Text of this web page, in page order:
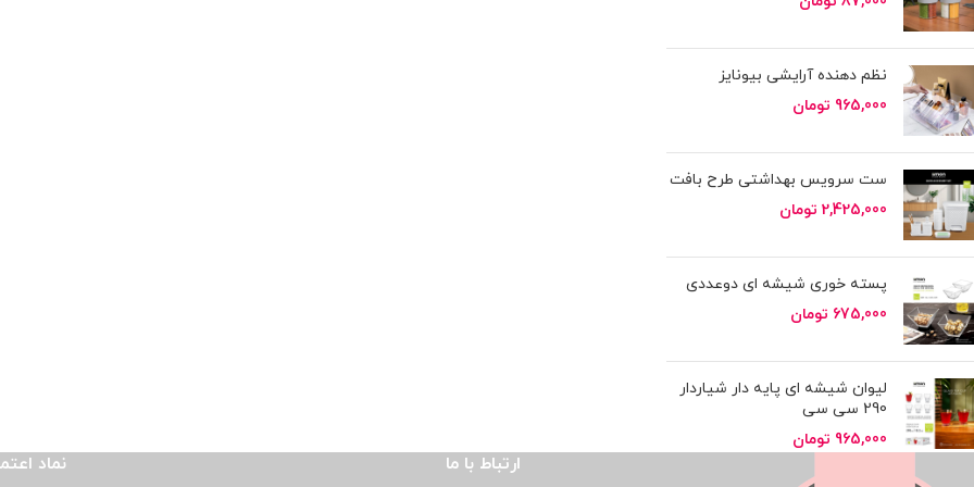
نظم دهنده آرایشی بیونایز
965,000 تومان
ست سرویس بهداشتی طرح بافت
2,425,000 تومان
پسته خوری شیشه ای دوعددی
675,000 تومان
لیوان شیشه ای پایه دار شیاردار
290 سی سی
965,000 تومان
ارتباط با ما نماد